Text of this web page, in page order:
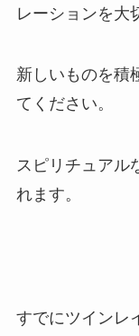
レーションを大
新しいものを積
てください。
スピリチュアル
れます。
すでにツインレ